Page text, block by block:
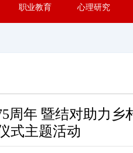
职业教育 心理研究
周年 暨结对助力乡
式主题活动